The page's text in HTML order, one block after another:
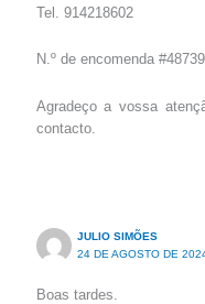
Tel. 914218602
N.º de encomenda #48739
Agradeço a vossa
contacto.
JULIO SIMÕES
24 DE AGOSTO DE
Boas tardes.